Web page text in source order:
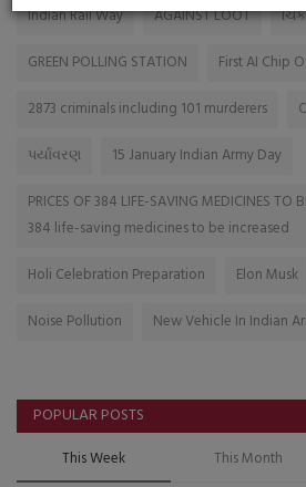
Indian Rail Way AGAINST LOOT
GREEN POLLING STATION
First AI Chip
2873 criminals including 101 murderers
પર્યાવરણ
15 January Indian Army Day
PRICES OF 384 LIFE-SAVING MEDICINES TO
384 life-saving medicines to be increased
Holi Celebration Preparation
Elon Musk
Noise Pollution
New Vehicle In Indian
POPULAR POSTS
This Week This Month